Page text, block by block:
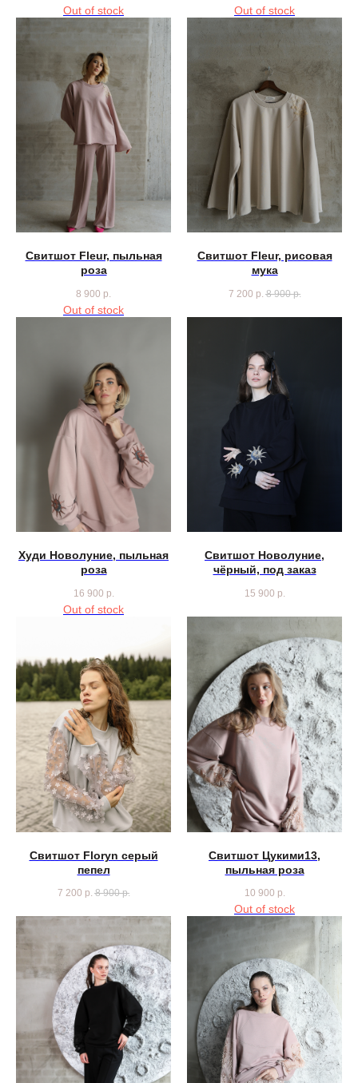
Out of stock Out of stock
Свитшот Fleur, пыльная
роза
8 900 р.
Out of stock
Свитшот Fleur, рисовая
мука
7 200 р. 8 900 р.
Худи Новолуние, пыльная
роза
16 900 р.
Out of stock
Свитшот Новолуние,
чёрный, под заказ
15 900 р.
Свитшот Floryn серый
пепел
7 200 р. 8 900 р.
Свитшот Цукими13,
пыльная роза
10 900 р.
Out of stock